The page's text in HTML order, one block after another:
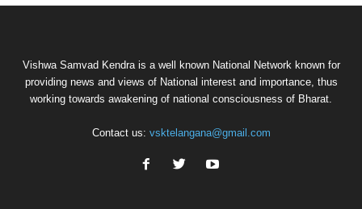
Vishwa Samvad Kendra is a well known National Network known for
providing news and views of National interest and importance, thus
working towards awakening of national consciousness of Bharat.
Contact us: vsktelangana@gmail.com